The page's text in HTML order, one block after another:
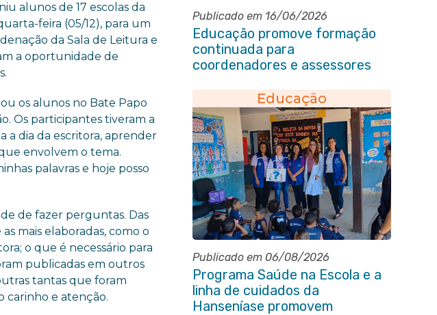
alunos de 17 escolas da
feira (05/12), para um
da Sala de Leitura e
a oportunidade de
os alunos no Bate Papo
Os participantes tiveram a
dia da escritora, aprender
envolvem o tema.
palavras e hoje posso
de fazer perguntas. Das
mais elaboradas, como o
o que é necessário para
publicadas em outros
tantas que foram
carinho e atenção.
Publicado em 16/06/2026
Educação promove formação
continuada para
coordenadores e assessores
Educação
Publicado em 06/08/2026
Programa Saúde na Escola e a
linha de cuidados da
Hanseníase promovem